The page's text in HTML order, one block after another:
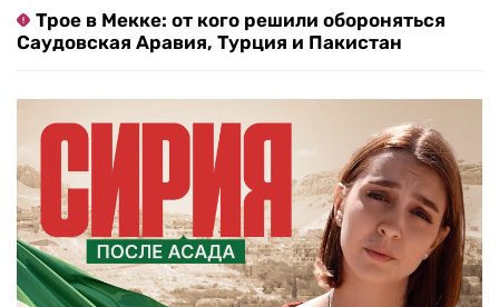
Трое в Мекке: от кого решили обороняться
Саудовская Аравия, Турция и Пакистан